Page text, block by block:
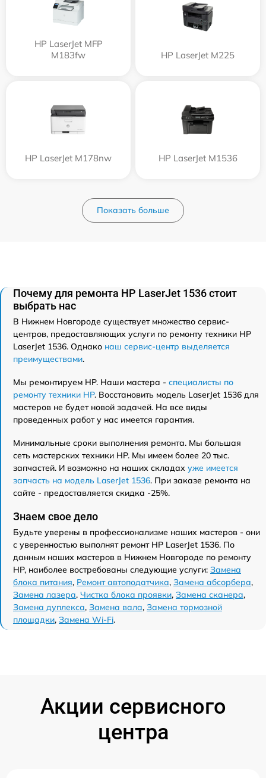
HP LaserJet MFP
M183fw
HP LaserJet M225
HP LaserJet M178nw HP LaserJet M1536
Показать больше
Почему для ремонта HP LaserJet 1536 стоит
выбрать нас
В Нижнем Новгороде существует множество сервис-
центров, предоставляющих услуги по ремонту техники HP
LaserJet 1536. Однако наш сервис-центр выделяется
преимуществами.
Мы ремонтируем HP. Наши мастера - специалисты по
ремонту техники HP. Восстановить модель LaserJet 1536 для
мастеров не будет новой задачей. На все виды
проведенных работ у нас имеется гарантия.
Минимальные сроки выполнения ремонта. Мы большая
сеть мастерских техники HP. Мы имеем более 20 тыс.
запчастей. И возможно на наших складах уже имеется
запчасть на модель LaserJet 1536. При заказе ремонта на
сайте - предоставляется скидка -25%.
Знаем свое дело
Будьте уверены в профессионализме наших мастеров - они
с уверенностью выполнят ремонт HP LaserJet 1536. По
данным наших мастеров в Нижнем Новгороде по ремонту
HP, наиболее востребованы следующие услуги: Замена
блока питания, Ремонт автоподатчика, Замена абсорбера,
Замена лазера, Чистка блока проявки, Замена сканера,
Замена дуплекса, Замена вала, Замена тормозной
площадки, Замена Wi-Fi.
Акции сервисного
центра